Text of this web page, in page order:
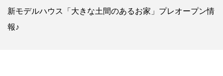
新モデルハウス「大きな土間のあるお家」プレオープン情
報♪